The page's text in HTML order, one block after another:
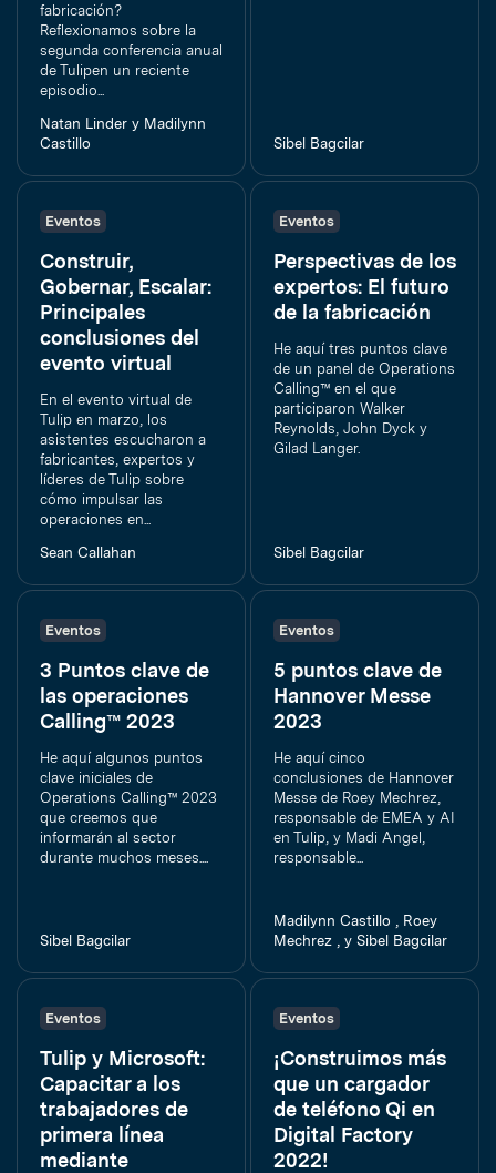
fabricación?
Reflexionamos sobre la
segunda conferencia anual
de Tulipen un reciente
episodio...
Natan Linder y Madilynn
Castillo
Sibel Bagcilar
Eventos
Construir,
Gobernar, Escalar:
Principales
conclusiones del
evento virtual
En el evento virtual de
Tulip en marzo, los
asistentes escucharon a
fabricantes, expertos y
líderes de Tulip sobre
cómo impulsar las
operaciones en...
Sean Callahan
Eventos
Perspectivas de los
expertos: El futuro
de la fabricación
He aquí tres puntos clave
de un panel de Operations
Calling™ en el que
participaron Walker
Reynolds, John Dyck y
Gilad Langer.
Sibel Bagcilar
Eventos
3 Puntos clave de
las operaciones
Calling™ 2023
He aquí algunos puntos
clave iniciales de
Operations Calling™ 2023
que creemos que
informarán al sector
durante muchos meses....
Sibel Bagcilar
Eventos
5 puntos clave de
Hannover Messe
2023
He aquí cinco
conclusiones de Hannover
Messe de Roey Mechrez,
responsable de EMEA y AI
en Tulip, y Madi Angel,
responsable...
Madilynn Castillo , Roey
Mechrez , y Sibel Bagcilar
Eventos
Tulip y Microsoft:
Capacitar a los
trabajadores de
primera línea
mediante
Eventos
¡Construimos más
que un cargador
de teléfono Qi en
Digital Factory
2022!